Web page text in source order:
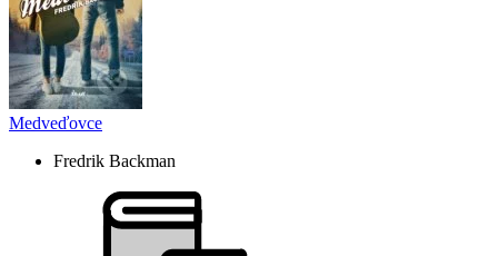
Medveďovce
Fredrik Backman